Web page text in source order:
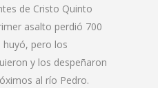
de Cristo Quinto
asalto perdió 700
huyó, pero los
y los despeñaron
al río Pedro.